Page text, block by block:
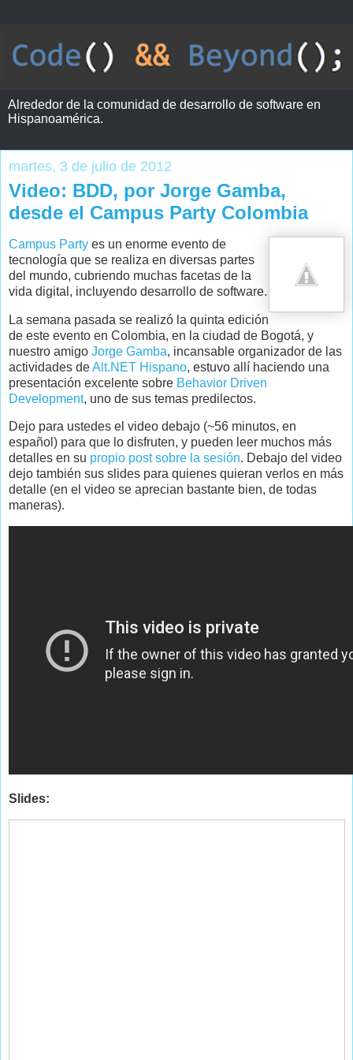
Alrededor de la comunidad de desarrollo de software en
Hispanoamérica.
martes, 3 de julio de 2012
Video: BDD, por Jorge Gamba,
desde el Campus Party Colombia
Campus Party es un enorme evento de
tecnología que se realiza en diversas partes
del mundo, cubriendo muchas facetas de la
vida digital, incluyendo desarrollo de software.
La semana pasada se realizó la quinta edición
de este evento en Colombia, en la ciudad de Bogotá, y
nuestro amigo Jorge Gamba, incansable organizador de las
actividades deAlt.NET Hispano, estuvo allí haciendo una
presentación excelente sobre Behavior Driven
Development, uno de sus temas predilectos.
Dejo para ustedes el video debajo (~56 minutos, en
español) para que lo disfruten, y pueden leer muchos más
detalles en su propio post sobre la sesión. Debajo del video
dejo también sus slides para quienes quieran verlos en más
detalle (en el video se aprecian bastante bien, de todas
maneras).
Slides: